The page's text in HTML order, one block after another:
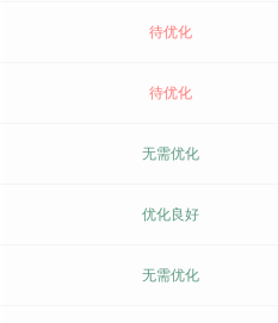
待优化
待优化
无需优化
优化良好
无需优化